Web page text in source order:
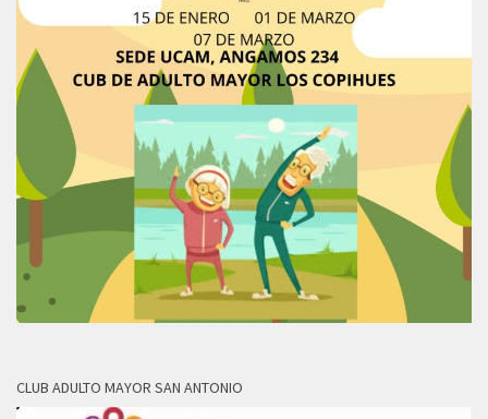
CLUB ADULTO MAYOR SAN ANTONIO